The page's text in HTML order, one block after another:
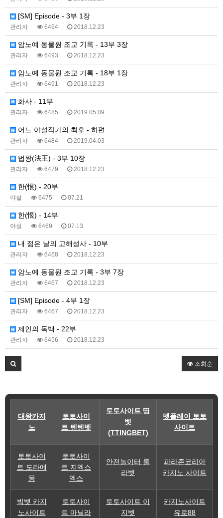
[SM] Episode - 3부 1장
관리자 6494 2018.12.23
암노예 동물원 조교 기록 - 13부 3장
관리자 6493 2018.12.23
암노예 동물원 조교 기록 - 18부 1장
관리자 6491 2018.12.23
화사 - 11부
관리자 6485 2019.05.09
어느 야설작가의 최후 - 하편
관리자 6484 2019.04.03
법왕(法王) - 3부 10장
관리자 6479 2018.12.23
한(恨) - 20부
야설 6475 07.21
한(恨) - 14부
야설 6469 07.13
내 젊은 날의 고해성사 - 10부
관리자 6468 2018.12.23
암노예 동물원 조교 기록 - 3부 7장
관리자 6467 2018.12.23
[SM] Episode - 4부 1장
관리자 6467 2018.12.23
제인의 독백 - 22부
관리자 6456 2018.12.23
조회순
대왕카지
노
토토사이
트 텐텐벳
토토사이트 띵
벳
(TTINGBET)
벳플레이 토토
사이트
토토사이
트 도라에
몽
토토사이
트 지엑스
엑스
안전놀이터 룰
라벳
파라존코리아
카지노 사이트
빅벳 카지
노사이트
토토사이
트 마닐라
토토사이트 이
지벳
카지노사이트
유로88